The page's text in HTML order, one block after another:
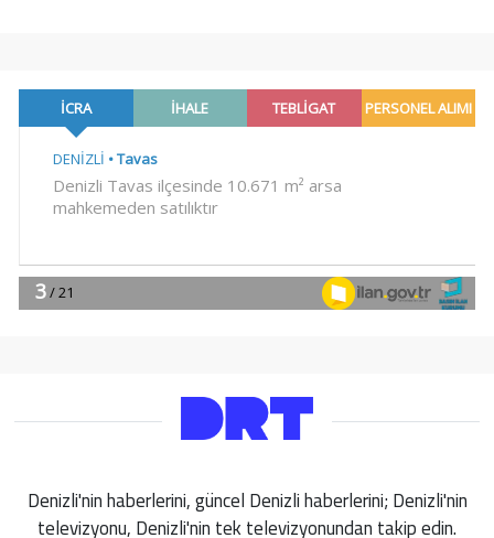
Denizli'nin haberlerini, güncel Denizli haberlerini; Denizli'nin
televizyonu, Denizli'nin tek televizyonundan takip edin.